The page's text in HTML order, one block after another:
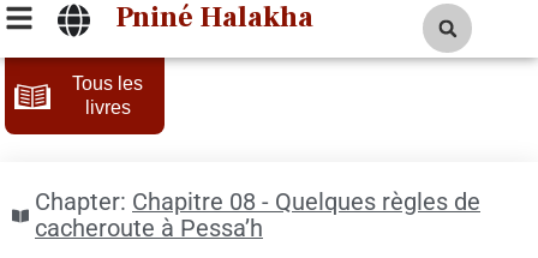
Pniné Halakha
Tous les
livres
Chapter: Chapitre 08 - Quelques règles de
cacheroute à Pessa’h